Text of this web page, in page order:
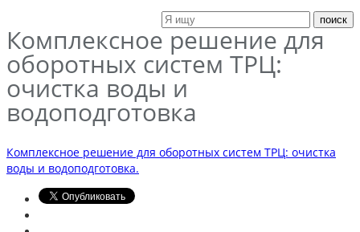
Комплексное решение для
оборотных систем ТРЦ:
очистка воды и
водоподготовка
Комплексное решение для оборотных систем ТРЦ: очистка
воды и водоподготовка.